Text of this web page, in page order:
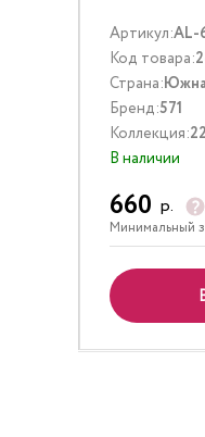
Артикул:AL-
Код товара:
Страна:
Бренд:571
Коллекция:
В наличии
660 р.
Минимальный